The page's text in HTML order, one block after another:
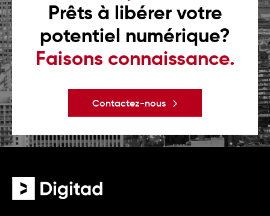
Prêts à libérer votre
potentiel numérique?
Faisons connaissance.
Contactez-nous